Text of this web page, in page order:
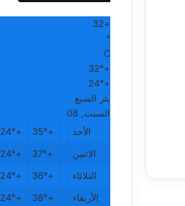
+
32
°
C
+
32°
+
24°
بئر السبع
السبت, 08
الأحد
+
35°
+
24°
الاثنين
+
37°
+
24°
الثلاثاء
+
36°
+
24°
الأربعاء
+
38°
+
24°